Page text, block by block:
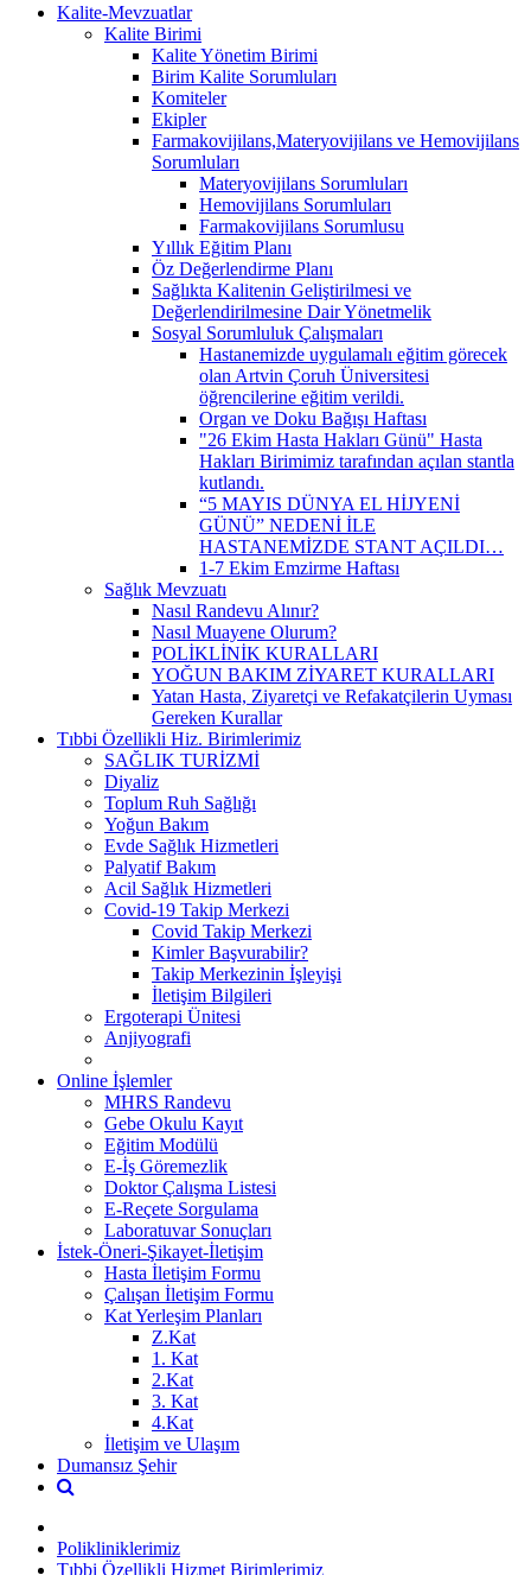
Kalite-Mevzuatlar
Kalite Birimi
Kalite Yönetim Birimi
Birim Kalite Sorumluları
Komiteler
Ekipler
Farmakovijilans,Materyovijilans ve Hemovijilans
Sorumluları
Materyovijilans Sorumluları
Hemovijilans Sorumluları
Farmakovijilans Sorumlusu
Yıllık Eğitim Planı
Öz Değerlendirme Planı
Sağlıkta Kalitenin Geliştirilmesi ve
Değerlendirilmesine Dair Yönetmelik
Sosyal Sorumluluk Çalışmaları
Hastanemizde uygulamalı eğitim görecek
olan Artvin Çoruh Üniversitesi
öğrencilerine eğitim verildi.
Organ ve Doku Bağışı Haftası
"26 Ekim Hasta Hakları Günü" Hasta
Hakları Birimimiz tarafından açılan stantla
kutlandı.
“5 MAYIS DÜNYA EL HİJYENİ
GÜNÜ” NEDENİ İLE
HASTANEMİZDE STANT AÇILDI…
1-7 Ekim Emzirme Haftası
Sağlık Mevzuatı
Nasıl Randevu Alınır?
Nasıl Muayene Olurum?
POLİKLİNİK KURALLARI
YOĞUN BAKIM ZİYARET KURALLARI
Yatan Hasta, Ziyaretçi ve Refakatçilerin Uyması
Gereken Kurallar
Tıbbi Özellikli Hiz. Birimlerimiz
SAĞLIK TURİZMİ
Diyaliz
Toplum Ruh Sağlığı
Yoğun Bakım
Evde Sağlık Hizmetleri
Palyatif Bakım
Acil Sağlık Hizmetleri
Covid-19 Takip Merkezi
Covid Takip Merkezi
Kimler Başvurabilir?
Takip Merkezinin İşleyişi
İletişim Bilgileri
Ergoterapi Ünitesi
Anjiyografi
Online İşlemler
MHRS Randevu
Gebe Okulu Kayıt
Eğitim Modülü
E-İş Göremezlik
Doktor Çalışma Listesi
E-Reçete Sorgulama
Laboratuvar Sonuçları
İstek-Öneri-Şikayet-İletişim
Hasta İletişim Formu
Çalışan İletişim Formu
Kat Yerleşim Planları
Z.Kat
1. Kat
2.Kat
3. Kat
4.Kat
İletişim ve Ulaşım
Dumansız Şehir
Polikliniklerimiz
Tıbbi Özellikli Hizmet Birimlerimiz